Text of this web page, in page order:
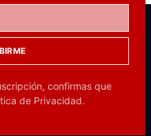
confirmas que
de Privacidad.